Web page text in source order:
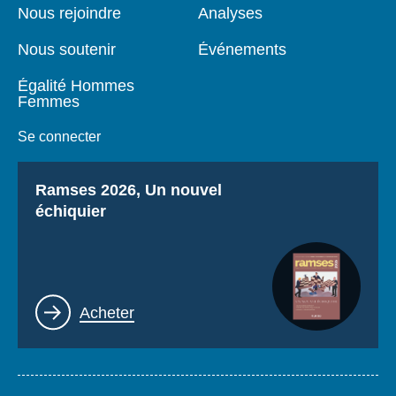
Nous rejoindre
Nous soutenir
Égalité Hommes
Femmes
Se connecter
Analyses
Événements
Titre
Ramses 2026, Un nouvel
échiquier
Lien
Acheter